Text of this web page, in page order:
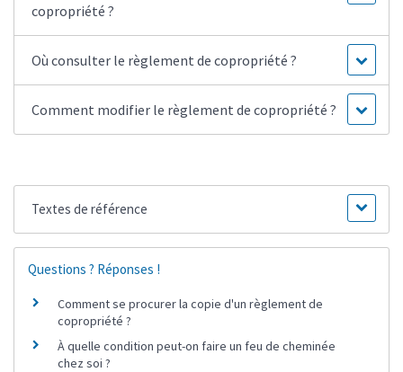
copropriété ?
Où consulter le règlement de copropriété ?
Comment modifier le règlement de copropriété ?
Textes de référence
Questions ? Réponses !
Comment se procurer la copie d'un règlement de
copropriété ?
À quelle condition peut-on faire un feu de cheminée
chez soi ?